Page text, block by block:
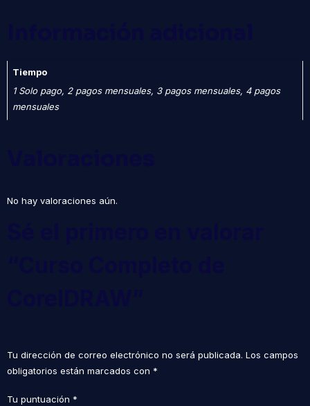
Tiempo
1 Solo pago, 2 pagos mensuales, 3 pagos mensuales, 4 pagos
mensuales
No hay valoraciones aún.
Tu dirección de correo electrónico no será publicada. Los campos
obligatorios están marcados con *
Tu puntuación *